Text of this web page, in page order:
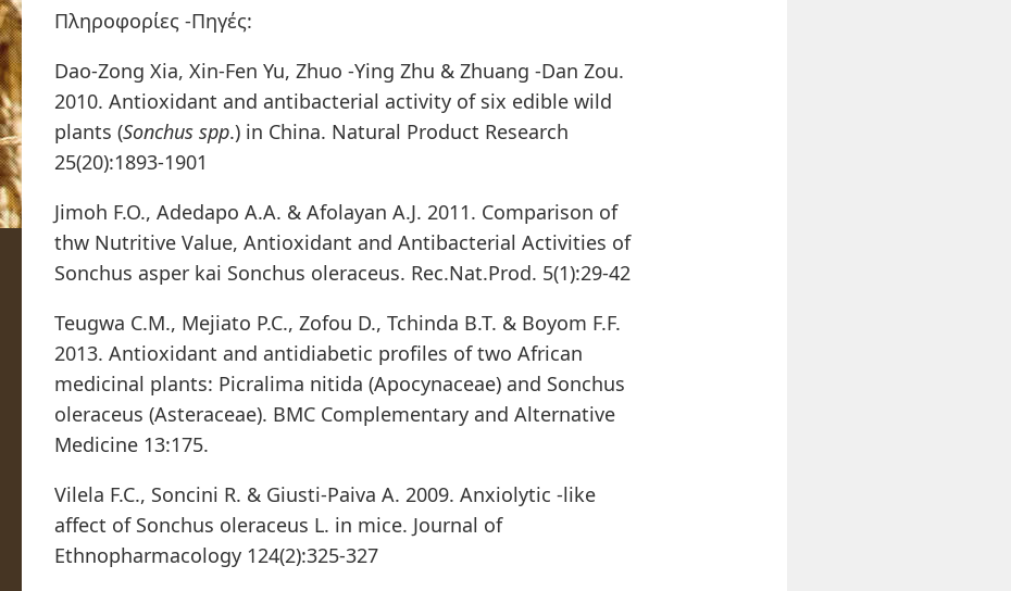
Πληροφορίες -Πηγές:
Dao-Zong Xia, Xin-Fen Yu, Zhuo -Ying Zhu & Zhuang -Dan Zou.
2010. Antioxidant and antibacterial activity of six edible wild
plants (Sonchus spp.) in China. Natural Product Research
25(20):1893-1901
Jimoh F.O., Adedapo A.A. & Afolayan A.J. 2011. Comparison of
thw Nutritive Value, Antioxidant and Antibacterial Activities of
Sonchus asper kai Sonchus oleraceus. Rec.Nat.Prod. 5(1):29-42
Teugwa C.M., Mejiato P.C., Zofou D., Tchinda B.T. & Boyom F.F.
2013. Antioxidant and antidiabetic profiles of two African
medicinal plants: Picralima nitida (Apocynaceae) and Sonchus
oleraceus (Asteraceae). BMC Complementary and Alternative
Medicine 13:175.
Vilela F.C., Soncini R. & Giusti-Paiva A. 2009. Anxiolytic -like
affect of Sonchus oleraceus L. in mice. Journal of
Ethnopharmacology 124(2):325-327